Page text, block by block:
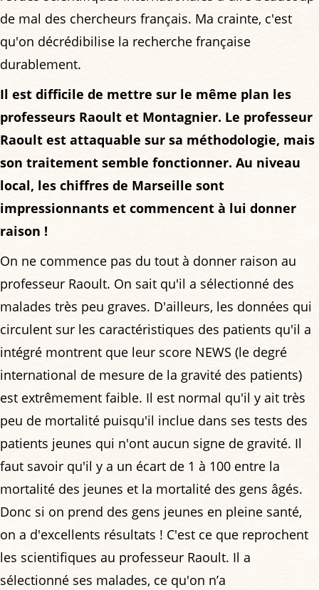
de mal des chercheurs français. Ma crainte, c'est
qu'on décrédibilise la recherche française
durablement.
Il est difficile de mettre sur le même plan les
professeurs Raoult et Montagnier. Le professeur
Raoult est attaquable sur sa méthodologie, mais
son traitement semble fonctionner. Au niveau
local, les chiffres de Marseille sont
impressionnants et commencent à lui donner
raison !
On ne commence pas du tout à donner raison au
professeur Raoult. On sait qu'il a sélectionné des
malades très peu graves. D'ailleurs, les données qui
circulent sur les caractéristiques des patients qu'il a
intégré montrent que leur score NEWS (le degré
international de mesure de la gravité des patients)
est extrêmement faible. Il est normal qu'il y ait très
peu de mortalité puisqu'il inclue dans ses tests des
patients jeunes qui n'ont aucun signe de gravité. Il
faut savoir qu'il y a un écart de 1 à 100 entre la
mortalité des jeunes et la mortalité des gens âgés.
Donc si on prend des gens jeunes en pleine santé,
on a d'excellents résultats ! C'est ce que reprochent
les scientifiques au professeur Raoult. Il a
sélectionné ses malades, ce qu'on n’a